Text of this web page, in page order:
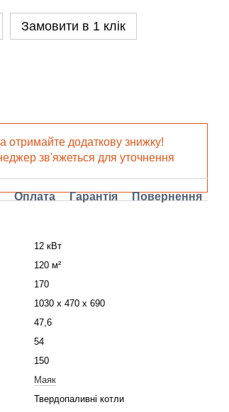
Замовити в 1 клік
отримайте додаткову знижку!
зв'яжеться для уточнення
Оплата Гарантія
Повернення
12 кВт
120 м²
170
1030 х 470 х 690
47,6
54
150
Маяк
Твердопаливні котли